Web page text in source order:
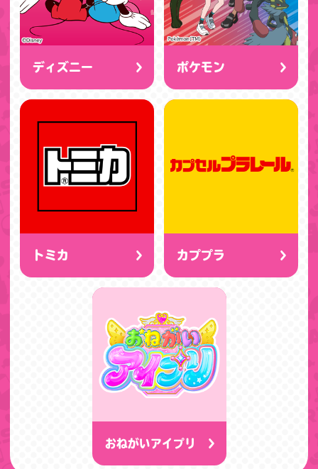
ディズニー ポケモン
トミカ カププラ
おねがいアイプリ